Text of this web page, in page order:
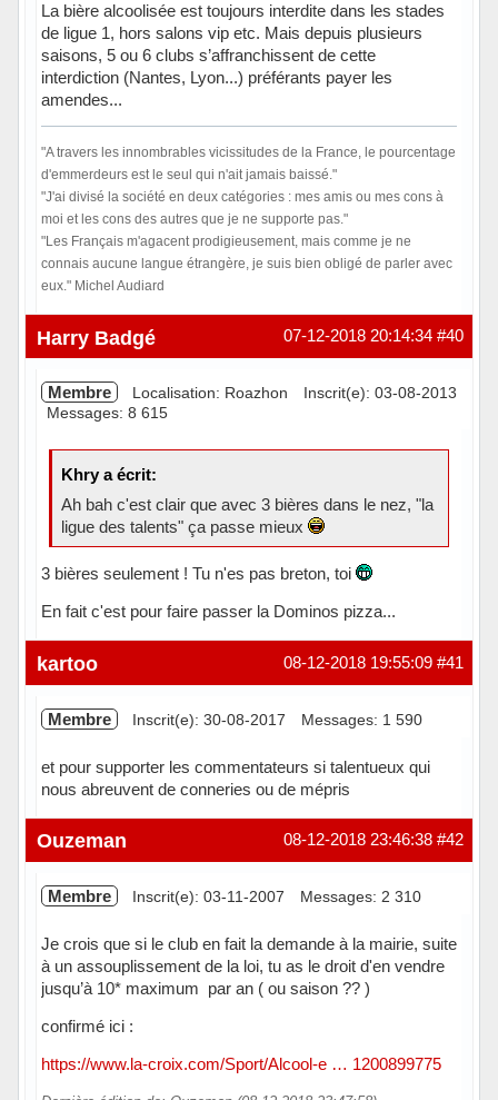
La bière alcoolisée est toujours interdite dans les stades
de ligue 1, hors salons vip etc. Mais depuis plusieurs
saisons, 5 ou 6 clubs s’affranchissent de cette
interdiction (Nantes, Lyon...) préférants payer les
amendes...
"A travers les innombrables vicissitudes de la France, le pourcentage
d'emmerdeurs est le seul qui n'ait jamais baissé."
"J'ai divisé la société en deux catégories : mes amis ou mes cons à
moi et les cons des autres que je ne supporte pas."
"Les Français m'agacent prodigieusement, mais comme je ne
connais aucune langue étrangère, je suis bien obligé de parler avec
eux." Michel Audiard
Hors ligne #40
07-12-2018 20:14:34
Harry Badgé
Membre Localisation: Roazhon
Inscrit(e): 03-08-2013
Messages: 8 615
Khry a écrit:
Ah bah c'est clair que avec 3 bières dans le nez, "la
ligue des talents" ça passe mieux
3 bières seulement ! Tu n'es pas breton, toi
En fait c'est pour faire passer la Dominos pizza...
Hors ligne #41
08-12-2018 19:55:09
kartoo
Membre Inscrit(e): 30-08-2017 Messages: 1 590
et pour supporter les commentateurs si talentueux qui
nous abreuvent de conneries ou de mépris
Hors ligne #42
08-12-2018 23:46:38
Ouzeman
Membre Inscrit(e): 03-11-2007 Messages: 2 310
Je crois que si le club en fait la demande à la mairie, suite
à un assouplissement de la loi, tu as le droit d'en vendre
jusqu’à 10* maximum par an ( ou saison ?? )
confirmé ici :
https://www.la-croix.com/Sport/Alcool-e … 1200899775